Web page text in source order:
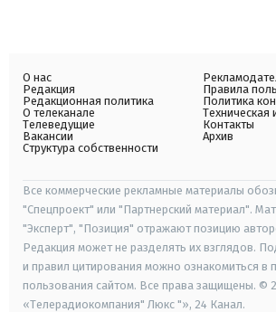
О нас
Редакция
Редакционная политика
О телеканале
Телеведущие
Вакансии
Структура собственности
Правила
Политика
Контакты
Архив
Все коммерческие рекламные материалы
"Спецпроект" или "Партнерский материал".
"Эксперт", "Позиция" отражают позицию
Редакция может не разделять их взглядов.
и правил цитирования можно ознакомиться в
пользования сайтом. Все права защищены. ©
«Телерадиокомпания" Люкс "», 24 Канал.